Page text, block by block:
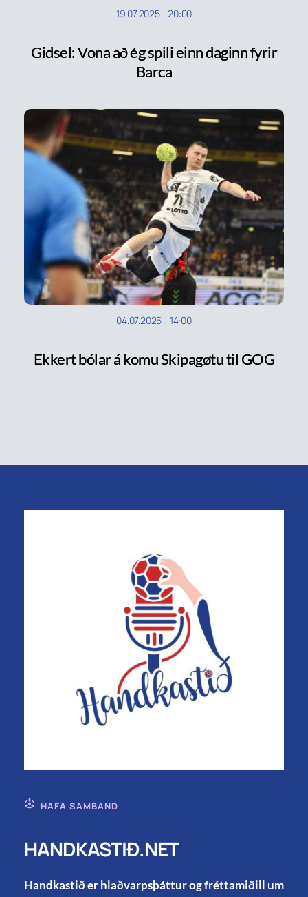
19.07.2025-20:00
Gidsel: Vona að ég spili einn daginn fyrir
Barca
04.07.2025 - 14:00
Ekkert bólar á komu Skipagøtu til GOG
HAFA SAMBAND
HANDKASTIÐ.NET
Handkastið er hlaðvarpsþáttur og fréttamiðill um